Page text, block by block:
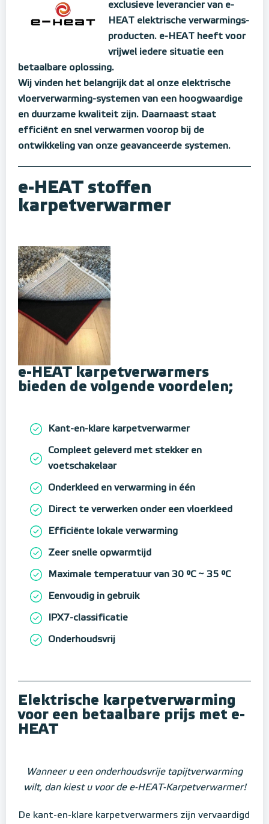
exclusieve leverancier van e-
HEAT elektrische verwarmings-
producten. e-HEAT heeft voor
vrijwel iedere situatie een
betaalbare oplossing.
Wij vinden het belangrijk dat al onze elektrische
vloerverwarming-systemen van een hoogwaardige
en duurzame kwaliteit zijn. Daarnaast staat
efficiënt en snel verwarmen voorop bij de
ontwikkeling van onze geavanceerde systemen.
e-HEAT stoffen
karpetverwarmer
e-HEAT karpetverwarmers
bieden de volgende voordelen;
Kant-en-klare karpetverwarmer
Compleet geleverd met stekker en
voetschakelaar
Onderkleed en verwarming in één
Direct te verwerken onder een vloerkleed
Efficiënte lokale verwarming
Zeer snelle opwarmtijd
Maximale temperatuur van 30 °C ~ 35 °C
Eenvoudig in gebruik
IPX7-classificatie
Onderhoudsvrij
Elektrische karpetverwarming
voor een betaalbare prijs met e-
HEAT
Wanneer u een onderhoudsvrije tapijtverwarming
wilt, dan kiest u voor de e-HEAT-Karpetverwarmer!
De kant-en-klare karpetverwarmers zijn vervaardigd